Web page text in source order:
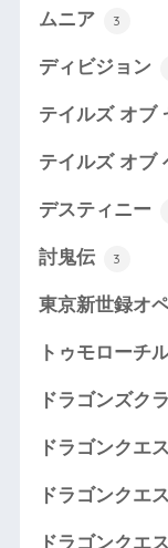
ムニア
3
ディビジョン
テイルズ オブ
テイルズ オブ
デスティニー
討鬼伝 3
東京新世録オ
トゥモローチ
ドラゴンズク
ドラゴンクエ
ドラゴンクエ
ドラゴンクエ